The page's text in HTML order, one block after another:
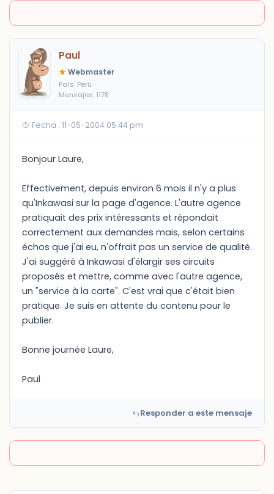
Paul
Webmaster
País: Perú
Mensajes: 1178
Fecha : 11-05-2004 05:44 pm
Bonjour Laure,
Effectivement, depuis environ 6 mois il n'y a plus
qu'Inkawasi sur la page d'agence. L'autre agence
pratiquait des prix intéressants et répondait
correctement aux demandes mais, selon certains
échos que j'ai eu, n'offrait pas un service de qualité.
J'ai suggéré à Inkawasi d'élargir ses circuits
proposés et mettre, comme avec l'autre agence,
un "service à la carte". C'est vrai que c'était bien
pratique. Je suis en attente du contenu pour le
publier.
Bonne journée Laure,
Paul
Responder a este mensaje